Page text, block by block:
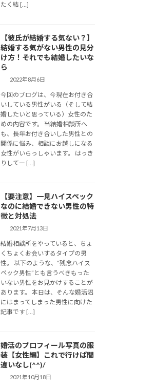
たく結 […]
【彼氏が結婚する気ない？】
結婚する気がない男性の見分
け方！それでも結婚したいな
ら
2022年8月6日
今回のブログは、今現在お付き合
いしている男性がいる（そして結
婚したいと思っている）女性のた
めの内容です。 当結婚相談所へ
も、長年お付き合いした男性との
関係に悩み、相談にお越しになる
女性がいらっしゃいます。 はっき
りしてー […]
【要注意】一見ハイスペック
なのに結婚できない男性の特
徴と対処法
2021年7月13日
結婚相談所をやっていると、ちょ
くちょくお会いするタイプの男
性。 以下のような、”残念ハイス
ペック男性”とも言うべきもった
いない男性をお見かけすることが
あります。 本日は、そんな婚活沼
にはまってしまった男性に向けた
記事です […]
婚活のプロフィール写真の服
装【女性編】これで行けば間
違いなし(^^)/
2021年10月18日